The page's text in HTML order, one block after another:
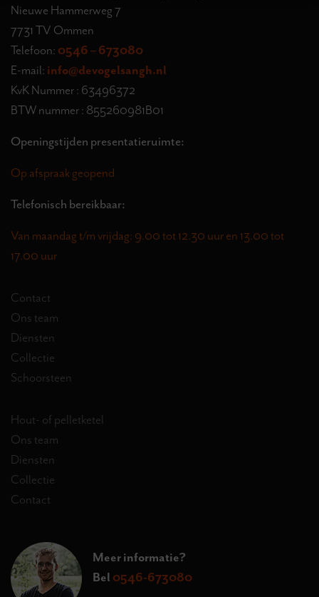
Nieuwe Hammerweg 7
7731 TV Ommen
Telefoon: 0546 – 673080
E-mail: info@devogelsangh.nl
KvK Nummer : 63496372
BTW nummer : 855260981B01
Openingstijden presentatieruimte:
Op afspraak geopend
Telefonisch bereikbaar:
Van maandag t/m vrijdag: 9.00 tot 12.30 uur en 13.00 tot
17.00 uur
Contact
Ons team
Diensten
Collectie
Schoorsteen
Hout- of pelletketel
Ons team
Diensten
Collectie
Contact
Meer informatie?
Bel 0546-673080